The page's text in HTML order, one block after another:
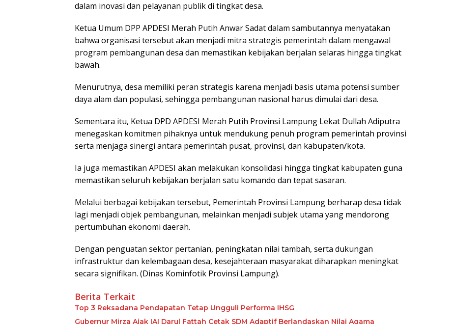
dalam inovasi dan pelayanan publik di tingkat desa.
Ketua Umum DPP APDESI Merah Putih Anwar Sadat dalam sambutannya menyatakan
bahwa organisasi tersebut akan menjadi mitra strategis pemerintah dalam mengawal
program pembangunan desa dan memastikan kebijakan berjalan selaras hingga tingkat
bawah.
Menurutnya, desa memiliki peran strategis karena menjadi basis utama potensi sumber
daya alam dan populasi, sehingga pembangunan nasional harus dimulai dari desa.
Sementara itu, Ketua DPD APDESI Merah Putih Provinsi Lampung Lekat Dullah Adiputra
menegaskan komitmen pihaknya untuk mendukung penuh program pemerintah provinsi
serta menjaga sinergi antara pemerintah pusat, provinsi, dan kabupaten/kota.
Ia juga memastikan APDESI akan melakukan konsolidasi hingga tingkat kabupaten guna
memastikan seluruh kebijakan berjalan satu komando dan tepat sasaran.
Melalui berbagai kebijakan tersebut, Pemerintah Provinsi Lampung berharap desa tidak
lagi menjadi objek pembangunan, melainkan menjadi subjek utama yang mendorong
pertumbuhan ekonomi daerah.
Dengan penguatan sektor pertanian, peningkatan nilai tambah, serta dukungan
infrastruktur dan kelembagaan desa, kesejahteraan masyarakat diharapkan meningkat
secara signifikan. (Dinas Kominfotik Provinsi Lampung).
Berita Terkait
Top 3 Reksadana Pendapatan Tetap Ungguli Performa IHSG
Gubernur Mirza Ajak IAI Darul Fattah Cetak SDM Adaptif Berlandaskan Nilai Agama